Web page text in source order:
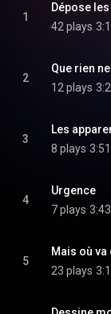
1
Dépose
42 plays
2
Que rien
12 plays
3
Les
8 plays 3:51
4
Urgence
7 plays 3:43
5
Mais où va
23 plays